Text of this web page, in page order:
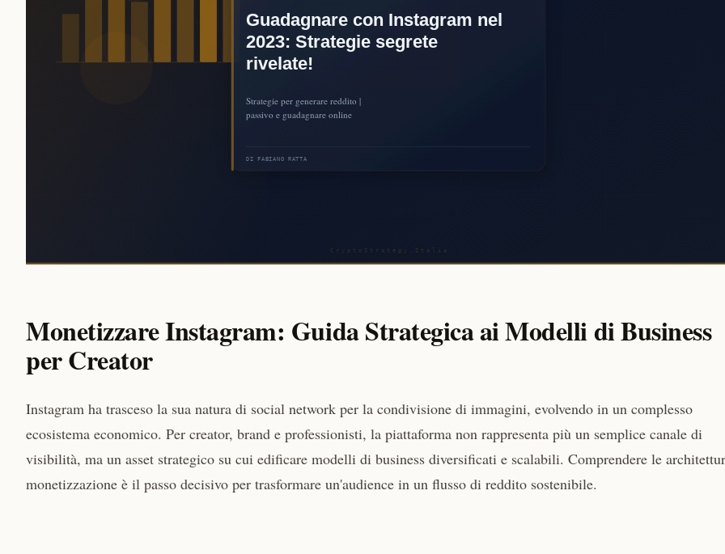
Monetizzare Instagram: Guida Strategica ai Modelli di Business
per Creator
Instagram ha trasceso la sua natura di social network per la condivisione di immagini, evolvendo in un complesso
ecosistema economico. Per creator, brand e professionisti, la piattaforma non rappresenta più un semplice canale di
visibilità, ma un asset strategico su cui edificare modelli di business diversificati e scalabili. Comprendere le
monetizzazione è il passo decisivo per trasformare un'audience in un flusso di reddito sostenibile.